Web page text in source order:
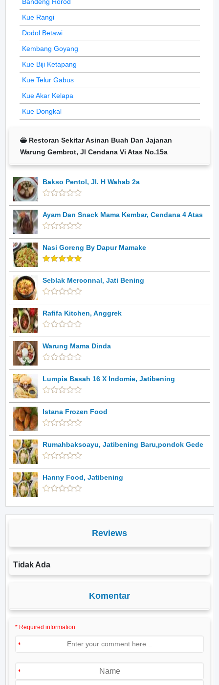
Kue Rangi
Dodol Betawi
Kembang Goyang
Kue Biji Ketapang
Kue Telur Gabus
Kue Akar Kelapa
Kue Dongkal
Restoran Sekitar Asinan Buah Dan Jajanan
Warung Gembrot, Jl Cendana Vi Atas No.15a
Bakso Pentol, Jl. H Wahab 2a
Ayam Dan Snack Mama Kembar, Cendana 4 Atas
Nasi Goreng By Dapur Mamake
Seblak Merconnal, Jati Bening
Rafifa Kitchen, Anggrek
Warung Mama Dinda
Lumpia Basah 16 X Indomie, Jatibening
Istana Frozen Food
Rumahbaksoayu, Jatibening Baru,pondok Gede
Hanny Food, Jatibening
Reviews
Tidak Ada
Komentar
* Required information